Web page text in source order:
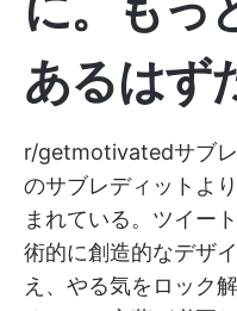
あるはず
r/getmotivatedサブ
のサブレディットよ
まれている。ツイー
術的に創造的なデザ
え、やる気をロック